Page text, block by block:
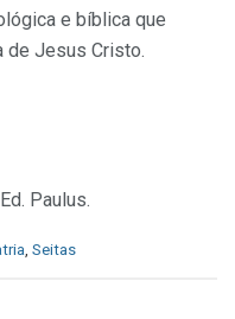
e bíblica que
de Jesus Cristo.
Paulus.
, Seitas